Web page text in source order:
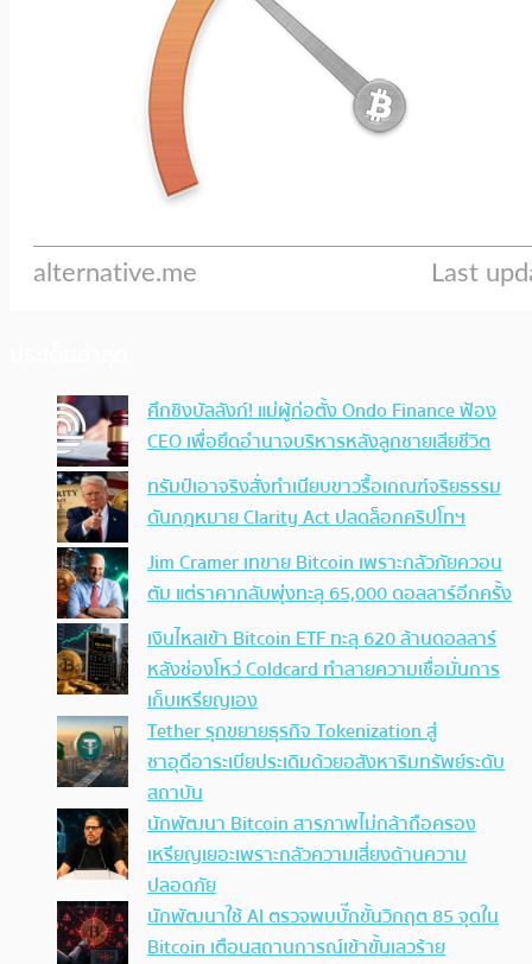
ศึกชิงบัลลังก์! แม่ผู้ก่อตั้ง Ondo Finance ฟ้อง
CEO เพื่อยึดอำนาจบริหารหลังลูกชายเสียชีวิต
ทรัมป์เอาจริง สั่งทำเนียบขาวรื้อเกณฑ์จริยธรรม
ดันกฎหมาย Clarity Act ปลดล็อกคริปโทฯ
Jim Cramer เทขาย Bitcoin เพราะกลัวภัยควอน
ตัม แต่ราคากลับพุ่งทะลุ 65,000 ดอลลาร์อีกครั้ง
เงินไหลเข้า Bitcoin ETF ทะลุ 620 ล้านดอลลาร์
หลังช่องโหว่ Coldcard ทำลายความเชื่อมั่นการ
เก็บเหรียญเอง
Tether รุกขยายธุรกิจ Tokenization สู่
ซาอุดีอาระเบียประเดิมด้วยอสังหาริมทรัพย์ระดับ
สถาบัน
นักพัฒนา Bitcoin สารภาพไม่กล้าถือครอง
เหรียญเยอะเพราะกลัวความเสี่ยงด้านความ
ปลอดภัย
นักพัฒนาใช้ AI ตรวจพบบั๊กขั้นวิกฤต 85 จุดใน
Bitcoin เตือนสถานการณ์เข้าขั้นเลวร้าย